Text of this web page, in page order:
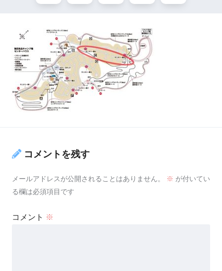
コメントを残す
メールアドレスが公開されることはありません。 ※ が付いてい
る欄は必須項目です
コメント ※